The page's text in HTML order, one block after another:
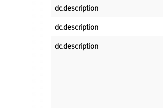
dc.description
dc.description
dc.description